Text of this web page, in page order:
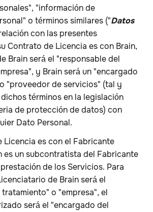
"información de
o términos similares ("Datos
con las presentes
Contrato de Licencia es con Brain,
Brain será el "responsable del
y Brain será un "encargado
"proveedor de servicios" (tal y
términos en la legislación
de protección de datos) con
Dato Personal.
Licencia es con el Fabricante
es un subcontratista del Fabricante
de los Servicios. Para
de Brain será el
o "empresa", el
será el "encargado del